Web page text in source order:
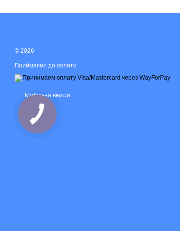
© 2026
Приймаємо до оплати
Мобільна версія